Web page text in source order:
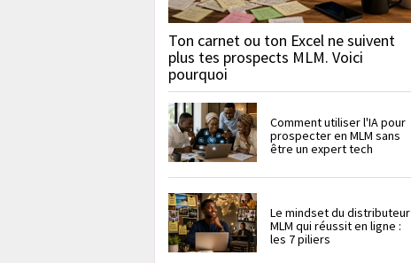
Ton carnet ou ton Excel ne suivent
plus tes prospects MLM. Voici
pourquoi
Comment utiliser l'IA pour
prospecter en MLM sans
être un expert tech
Le mindset du distributeur
MLM qui réussit en ligne :
les 7 piliers